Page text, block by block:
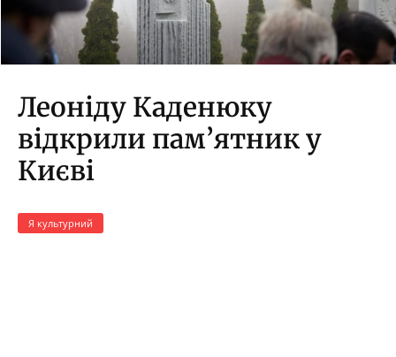
Леоніду Каденюку
відкрили пам’ятник у
Києві
Я культурний